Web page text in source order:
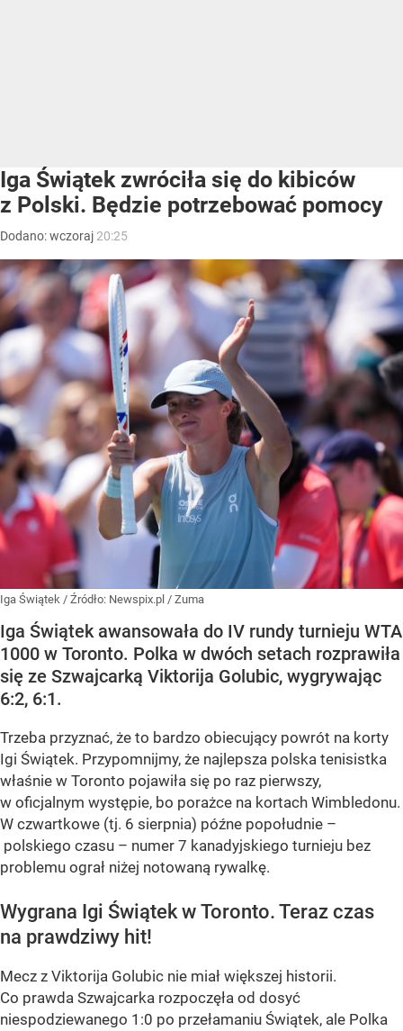
Iga Świątek zwróciła się do kibiców
z Polski. Będzie potrzebować pomocy
Dodano:wczoraj 20:25
Iga Świątek / Źródło: Newspix.pl / Zuma
Iga Świątek awansowała do IV rundy turnieju WTA
1000 w Toronto. Polka w dwóch setach rozprawiła
się ze Szwajcarką Viktorija Golubic, wygrywając
6:2, 6:1.
Trzeba przyznać, że to bardzo obiecujący powrót na korty
Igi Świątek. Przypomnijmy, że najlepsza polska tenisistka
właśnie w Toronto pojawiła się po raz pierwszy,
w oficjalnym występie, bo porażce na kortach Wimbledonu.
W czwartkowe (tj. 6 sierpnia) późne popołudnie –
polskiego czasu – numer 7 kanadyjskiego turnieju bez
problemu ograł niżej notowaną rywalkę.
Wygrana Igi Świątek w Toronto. Teraz czas
na prawdziwy hit!
Mecz z Viktorija Golubic nie miał większej historii.
Co prawda Szwajcarka rozpoczęła od dosyć
niespodziewanego 1:0 po przełamaniu Świątek, ale Polka